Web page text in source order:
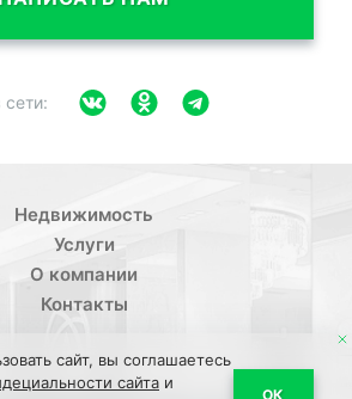
Недвижимость
Услуги
О компании
Контакты
сайт, вы соглашаетесь
сайта и
ОК